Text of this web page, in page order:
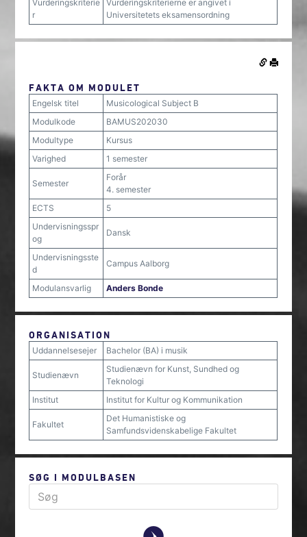
Vurderingskriterie
r
Vurderingskriterierne er angivet i
Universitetets eksamensordning
FAKTA OM MODULET
Engelsk titel
Musicological Subject B
Modulkode
BAMUS202030
Modultype
Kursus
Varighed
1 semester
Semester
Forår
4. semester
ECTS
5
Undervisningsspr
og
Dansk
Undervisningsste
d
Campus Aalborg
Modulansvarlig Anders Bonde
ORGANISATION
Uddannelsesejer Bachelor (BA) i musik
Studienævn
Studienævn for Kunst, Sundhed og
Teknologi
Institut
Institut for Kultur og Kommunikation
Fakultet
Det Humanistiske og
Samfundsvidenskabelige Fakultet
SØG I MODULBASEN